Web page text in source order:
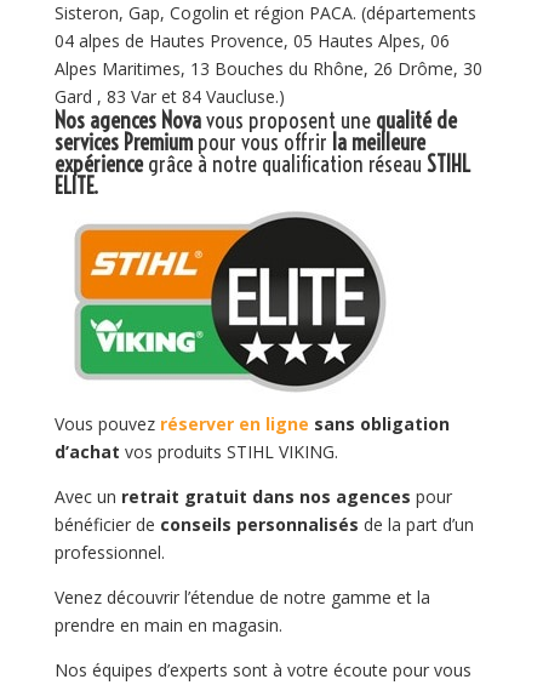
Sisteron, Gap, Cogolin et région PACA. (départements
04 alpes de Hautes Provence, 05 Hautes Alpes, 06
Alpes Maritimes, 13 Bouches du Rhône, 26 Drôme, 30
Gard , 83 Var et 84 Vaucluse.)
Nos agences Novavous proposent une qualité de
services Premiumpour vous offrir la meilleure
expériencegrâce à notre qualification réseau STIHL
ELITE.
Vous pouvez réserver en ligne sans obligation
d’achat vos produits STIHL VIKING.
Avec un retrait gratuit dans nos agences pour
bénéficier de conseils personnalisés de la part d’un
professionnel.
Venez découvrir l’étendue de notre gamme et la
prendre en main en magasin.
Nos équipes d’experts sont à votre écoute pour vous